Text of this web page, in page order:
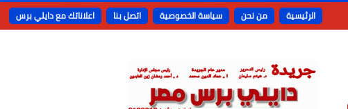
الرئيسية من نحن سياسة الخصوصية اتصل بنا اعلاناتك مع دايلي برس